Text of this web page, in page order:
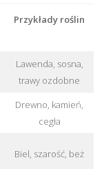
Przykłady roślin
Lawenda, sosna,
trawy ozdobne
Drewno, kamień,
cegła
Biel, szarość, beż